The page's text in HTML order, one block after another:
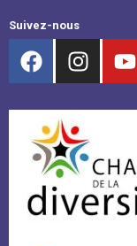
Suivez-nous